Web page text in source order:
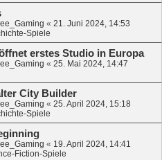
« 21. Juni 2024, 14:53
Spiele
erstes Studio in Europa
« 25. Mai 2024, 14:47
City Builder
« 25. April 2024, 15:18
Spiele
« 19. April 2024, 14:41
Fiction-Spiele